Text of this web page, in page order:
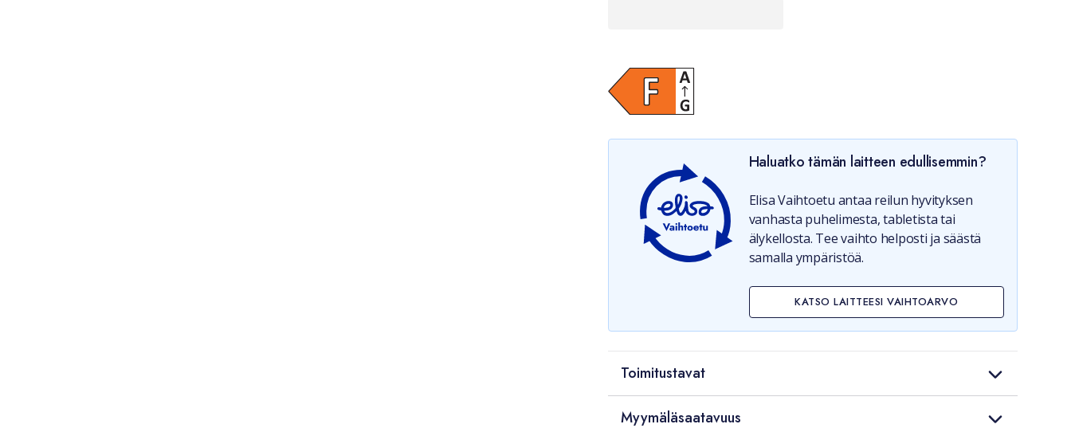
Haluatko tämän laitteen edullisemmin?
Elisa Vaihtoetu antaa reilun hyvityksen
vanhasta puhelimesta, tabletista tai
älykellosta. Tee vaihto helposti ja säästä
samalla ympäristöä.
KATSO LAITTEESI VAIHTOARVO
Toimitustavat
Myymäläsaatavuus